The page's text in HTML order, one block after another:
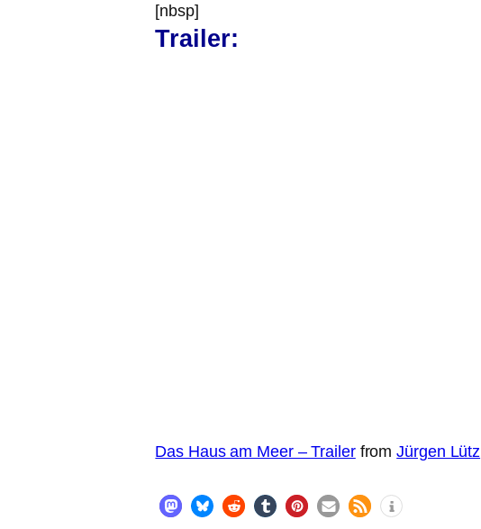
[nbsp]
Trailer:
Das Haus am Meer – TrailerfromJürgen Lütz